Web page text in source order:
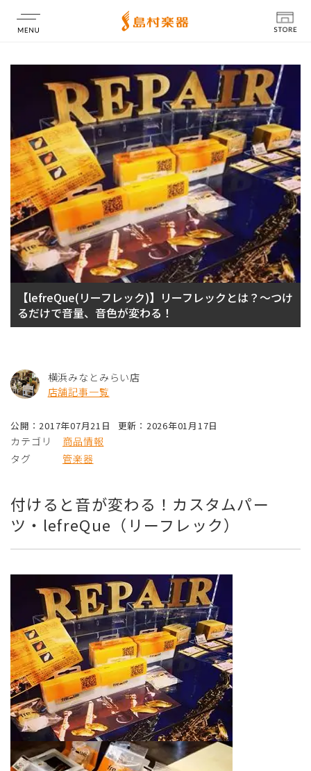
店舗情報
【lefreQue(リーフレック)】リーフレックとは？～つけ
るだけで音量、音色が変わる！
横浜みなとみらい店
店舗記事一覧
公開：2017年07月21日 更新：2026年01月17日
カテゴリ
商品情報
タグ
管楽器
付けると音が変わる！カスタムパー
ツ・lefreQue（リーフレック）